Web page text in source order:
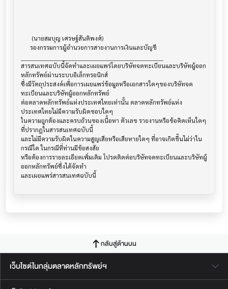
สารสนเทศฉบับนี้จัดทำและเผยแพร่โดยบริษัทจดทะเบียนและบริษัทผู้ออก
หลักทรัพย์ผ่านระบบอิเล็กทรอนิกส์
ซึ่งมีวัตถุประสงค์เพื่อการเผยแพร่ข้อมูลหรือเอกสารใดๆของบริษัทจด
ทะเบียนและบริษัทผู้ออกหลักทรัพย์
ต่อตลาดหลักทรัพย์แห่งประเทศไทยเท่านั้น ตลาดหลักทรัพย์แห่ง
ประเทศไทยไม่มีความรับผิดชอบใดๆ
ในความถูกต้องและครบถ้วนของเนื้อหา ตัวเลข รายงานหรือข้อคิดเห็นใดๆ
ที่ปรากฎในสารสนเทศฉบับนี้
และไม่มีความรับผิดในความสูญเสียหรือเสียหายใดๆ ที่อาจเกิดขึ้นไม่ว่าใน
กรณีใด ในกรณีที่ท่านมีข้อสงสัย
หรือต้องการรายละเอียดเพิ่มเติม โปรดติดต่อบริษัทจดทะเบียนและบริษัทผู้
ออกหลักทรัพย์ซึ่งได้จัดทำ
และเผยแพร่สารสนเทศฉบับนี้
กลับสู่ด้านบน
เว็บไซต์ในกลุ่มตลาดหลักทรัพย์ฯ